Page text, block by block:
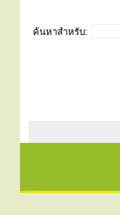
ค้นหาสำหรับ: